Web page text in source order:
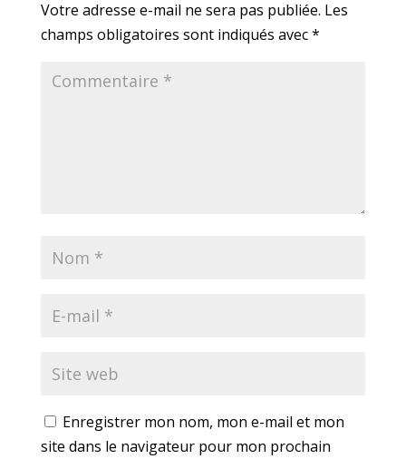
Votre adresse e-mail ne sera pas publiée. Les
champs obligatoires sont indiqués avec*
Enregistrer mon nom, mon e-mail et mon
site dans le navigateur pour mon prochain